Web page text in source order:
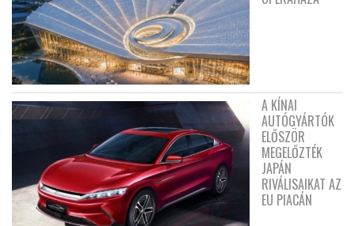
A KÍNAI
AUTÓGYÁRTÓK
ELŐSZÖR
MEGELŐZTÉK
JAPÁN
RIVÁLISAIKAT AZ
EU PIACÁN